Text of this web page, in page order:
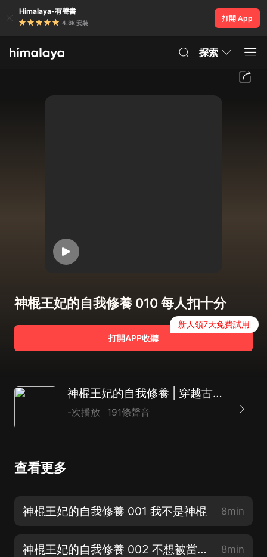
Himalaya-有聲書
4.8k 安裝
打開 App
探索
神棍王妃的自我修養 010 每人扣十分
打開APP收聽
新人領7天免費試用
神棍王妃的自我修養 | 穿越古代搞發明 | 搞笑古言 1V1| 寶藏系統
-次播放 191條聲音
查看更多
神棍王妃的自我修養 001 我不是神棍 8min
神棍王妃的自我修養 002 不想被當成神棍 8min